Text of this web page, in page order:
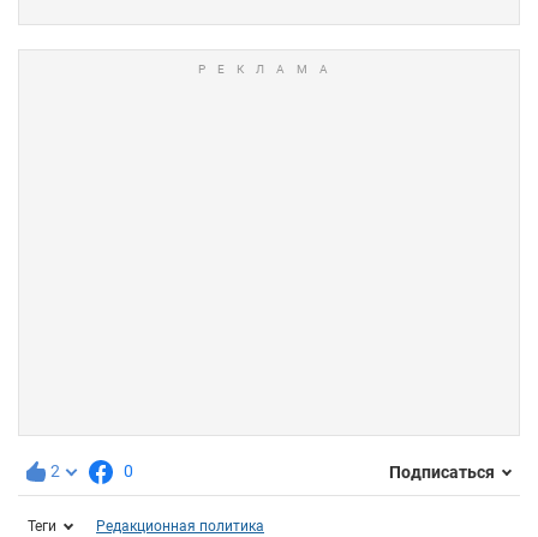
2 0 Подписаться
Теги Редакционная политика